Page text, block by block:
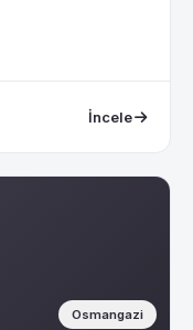
İncele
Osmangazi